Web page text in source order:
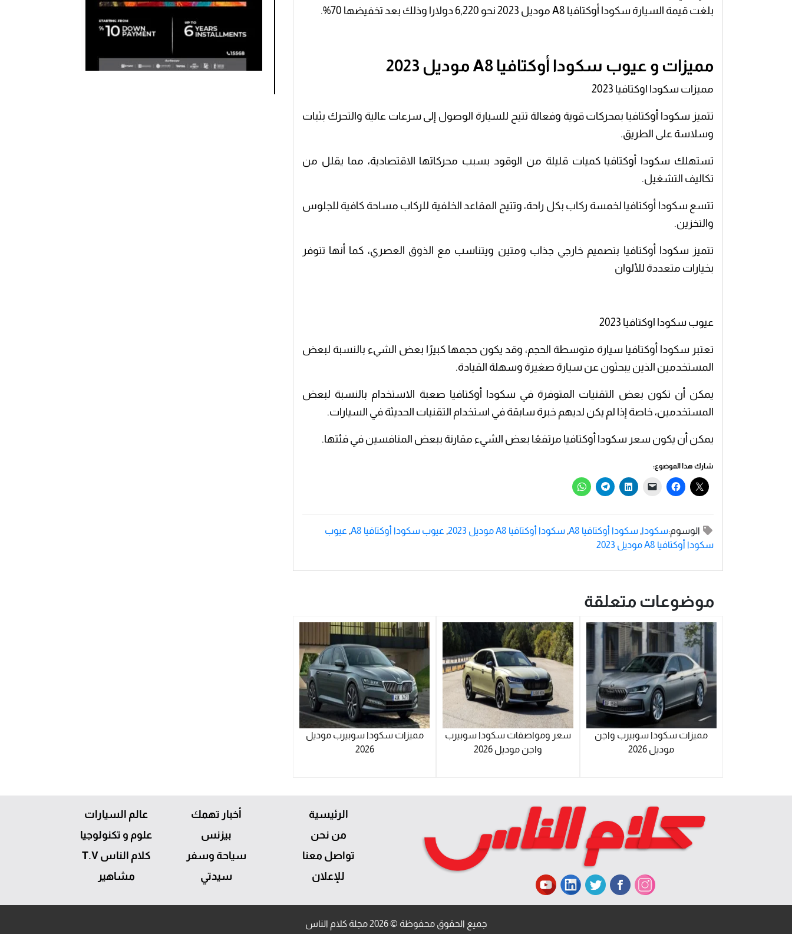
بلغت قيمة السيارة سكودا أوكتافيا A8 موديل 2023 نحو 6,220 دولارا وذلك بعد تخفيضها 70%.
مميزات و عيوب سكودا أوكتافيا A8 موديل 2023
مميزات سكودا اوكتافيا 2023
تتميز سكودا أوكتافيا بمحركات قوية وفعالة تتيح للسيارة الوصول إلى سرعات عالية والتحرك بثبات
وسلاسة على الطريق.
تستهلك سكودا أوكتافيا كميات قليلة من الوقود بسبب محركاتها الاقتصادية، مما يقلل من
تكاليف التشغيل.
تتسع سكودا أوكتافيا لخمسة ركاب بكل راحة، وتتيح المقاعد الخلفية للركاب مساحة كافية للجلوس
والتخزين.
تتميز سكودا أوكتافيا بتصميم خارجي جذاب ومتين ويتناسب مع الذوق العصري، كما أنها تتوفر
بخيارات متعددة للألوان
عيوب سكودا اوكتافيا 2023
تعتبر سكودا أوكتافيا سيارة متوسطة الحجم، وقد يكون حجمها كبيرًا بعض الشيء بالنسبة لبعض
المستخدمين الذين يبحثون عن سيارة صغيرة وسهلة القيادة.
يمكن أن تكون بعض التقنيات المتوفرة في سكودا أوكتافيا صعبة الاستخدام بالنسبة لبعض
المستخدمين، خاصة إذا لم يكن لديهم خبرة سابقة في استخدام التقنيات الحديثة في السيارات.
يمكن أن يكون سعر سكودا أوكتافيا مرتفعًا بعض الشيء مقارنة ببعض المنافسين في فئتها.
شارك هذا الموضوع:
الوسوم:سكودا, سكودا أوكتافيا A8 , سكودا أوكتافيا A8 موديل 2023 , عيوب سكودا أوكتافيا A8 , عيوب
سكودا أوكتافيا A8 موديل 2023
موضوعات متعلقة
مميزات سكودا سوبيرب واجن
موديل 2026
سعر ومواصفات سكودا سوبيرب
واجن موديل 2026
مميزات سكودا سوبيرب موديل
2026
الرئيسية
من نحن
تواصل معنا
للإعلان
أخبار تهمك
بيزنس
سياحة وسفر
سيدتي
عالم السيارات
علوم و تكنولوجيا
كلام الناس T.V
مشاهير
جميع الحقوق محفوظة © 2026 مجلة كلام الناس